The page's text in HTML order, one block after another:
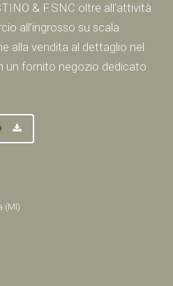
& F.SNC oltre all’attività
all’ingrosso su scala
alla vendita al dettaglio nel
un fornito negozio dedicato
(MI)